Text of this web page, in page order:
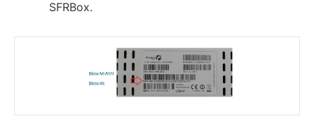
SFRBox.